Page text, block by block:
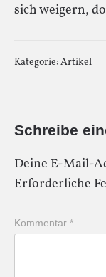
sich weigern,
Kategorie:Artikel
Schreibe
Deine E-Mail-
Erforderliche
Kommentar *